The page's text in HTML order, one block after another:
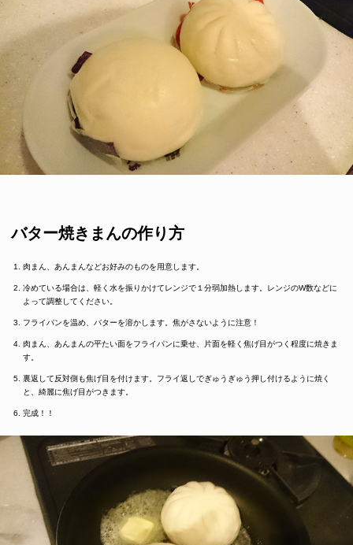
バター焼きまんの作り方
肉まん、あんまんなどお好みのものを用意します。
冷めている場合は、軽く水を振りかけてレンジで１分弱加熱します。レンジのW数などに
よって調整してください。
フライパンを温め、バターを溶かします。焦がさないように注意！
肉まん、あんまんの平たい面をフライパンに乗せ、片面を軽く焦げ目がつく程度に焼きま
す。
裏返して反対側も焦げ目を付けます。フライ返しでぎゅうぎゅう押し付けるように焼く
と、綺麗に焦げ目がつきます。
完成！！